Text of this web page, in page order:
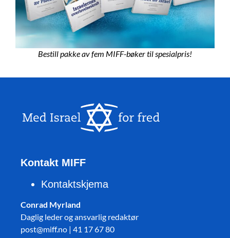
Bestill pakke av fem MIFF-bøker til spesialpris!
Kontakt MIFF
Kontaktskjema
Conrad Myrland
Daglig leder og ansvarlig redaktør
post@miff.no | 41 17 67 80